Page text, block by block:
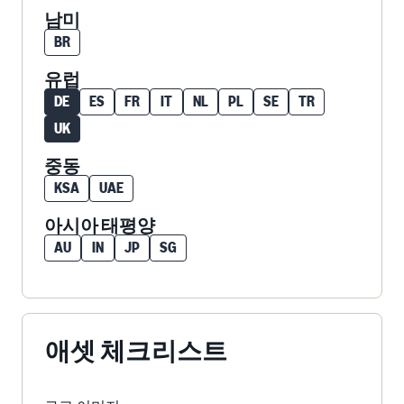
남미
BR
유럽
DE ES FR IT NL PL SE
TR
UK
중동
KSA UAE
아시아 태평양
AU IN JP SG
애셋 체크리스트